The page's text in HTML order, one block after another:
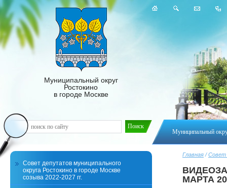
Муниципальный
Муниципальный округ
Ростокино
в городе Москве
Главная /Совет
МАРТА
Совет депутатов муниципального
округа Ростокино в городе Москве
созыва 2022-2027 гг.